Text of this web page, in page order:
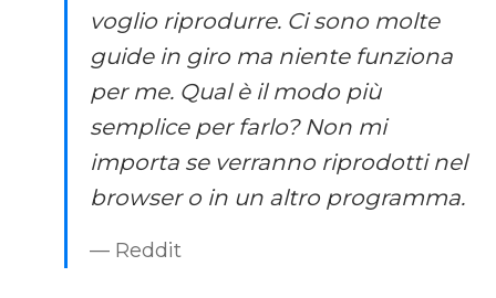
voglio riprodurre. Ci sono molte
guide in giro ma niente funziona
per me. Qual è il modo più
semplice per farlo? Non mi
importa se verranno riprodotti nel
browser o in un altro programma.
— Reddit